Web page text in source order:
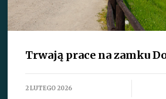
Trwają prace na zamku
2 LUTEGO 2026